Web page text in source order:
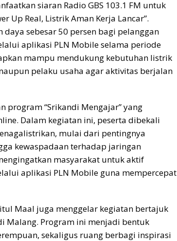
siaran Radio GBS 103.1 FM untuk
Up Real, Listrik Aman Kerja Lancar”.
sebesar 50 persen bagi pelanggan
aplikasi PLN Mobile selama periode
mampu mendukung kebutuhan listrik
pelaku usaha agar aktivitas berjalan
program “Srikandi Mengajar” yang
Dalam kegiatan ini, peserta dibekali
mulai dari pentingnya
kewaspadaan terhadap jaringan
masyarakat untuk aktif
aplikasi PLN Mobile guna mempercepat
Maal juga menggelar kegiatan bertajuk
Malang. Program ini menjadi bentuk
sekaligus ruang berbagi inspirasi